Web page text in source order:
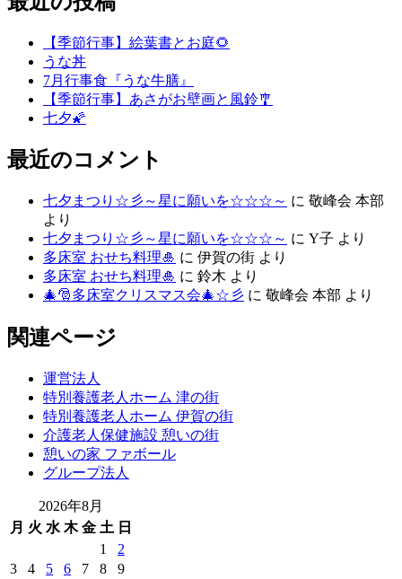
【季節行事】絵葉書とお庭🌻
うな丼
7月行事食『うな牛膳』
【季節行事】あさがお壁画と風鈴🎐
七夕🌠
最近のコメント
七夕まつり☆彡～星に願いを☆☆☆～ に 敬峰会 本部
より
七夕まつり☆彡～星に願いを☆☆☆～ に Y子 より
多床室 おせち料理🎍 に 伊賀の街 より
多床室 おせち料理🎍 に 鈴木 より
🎄🎅多床室クリスマス会🎄☆彡 に 敬峰会 本部 より
関連ページ
運営法人
特別養護老人ホーム 津の街
特別養護老人ホーム 伊賀の街
介護老人保健施設 憩いの街
憩いの家 ファボール
グループ法人
2026年8月
月 火 水 木 金 土 日
1
2
3
4 5 6 7 8 9